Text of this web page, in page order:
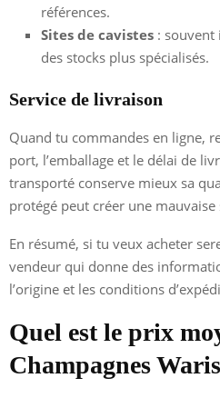
références.
Sites de cavistes :
des stocks plus spécialisés.
Service de livraison
Quand tu commandes en ligne,
port, l’emballage et le délai de
transporté conserve mieux sa
protégé peut créer une mauvaise
En résumé, si tu veux acheter
vendeur qui donne des
l’origine et les conditions
Quel est le prix
Champagnes